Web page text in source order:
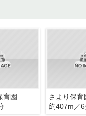
育園
さより保育
約407m／